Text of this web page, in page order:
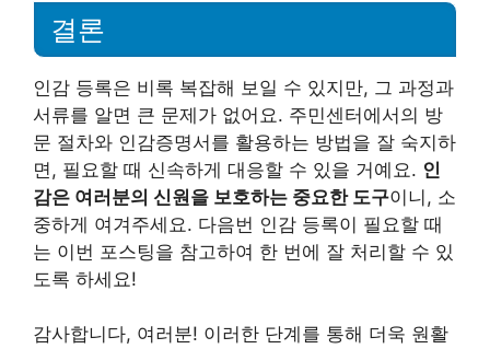
결론
인감 등록은 비록 복잡해 보일 수 있지만, 그 과정과
서류를 알면 큰 문제가 없어요. 주민센터에서의 방
문 절차와 인감증명서를 활용하는 방법을 잘 숙지하
면, 필요할 때 신속하게 대응할 수 있을 거예요. 인
감은 여러분의 신원을 보호하는 중요한 도구이니, 소
중하게 여겨주세요. 다음번 인감 등록이 필요할 때
는 이번 포스팅을 참고하여 한 번에 잘 처리할 수 있
도록 하세요!
감사합니다, 여러분! 이러한 단계를 통해 더욱 원활